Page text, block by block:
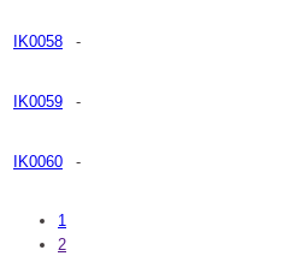
IK0058 -
IK0059 -
IK0060 -
1
2